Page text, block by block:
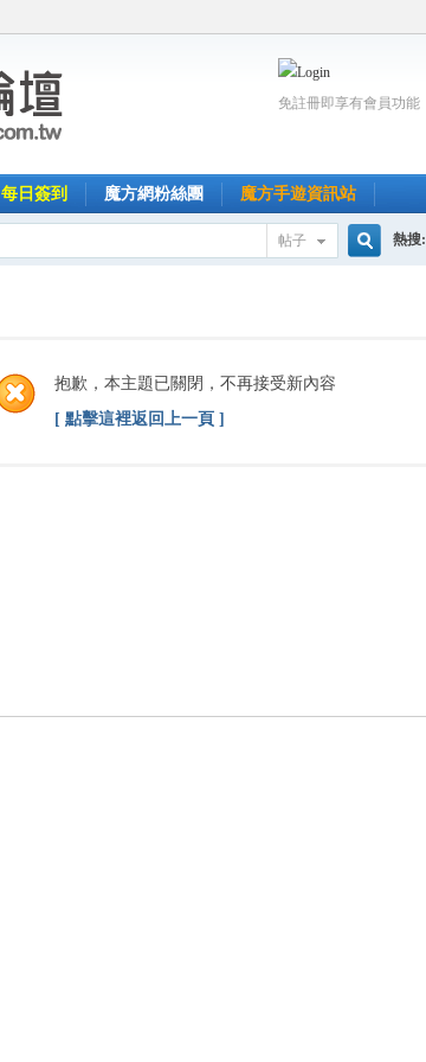
免註冊即享有會員功能
每日簽到 魔方網粉絲團 魔方手遊資訊站
帖子 熱搜:
抱歉，本主題已關閉，不再接受新內容
[ 點擊這裡返回上一頁 ]